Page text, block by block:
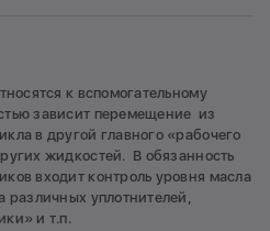
к вспомогательному
зависит перемещение из
в другой главного «рабочего
жидкостей. В обязанность
входит контроль уровня масла
различных уплотнителей,
и т.п.